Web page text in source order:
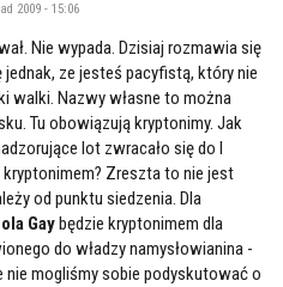
2009 - 15:06
Nie wypada. Dzisiaj rozmawia się
jednak, ze jesteś pacyfistą, który nie
walki. Nazwy własne to można
Tu obowiązują kryptonimy. Jak
lot zwracało się do I
Zreszta to nie jest
od punktu siedzenia. Dla
Gaybędzie kryptonimem dla
do władzy namysłowianina -
nie mogliśmy sobie podyskutować o